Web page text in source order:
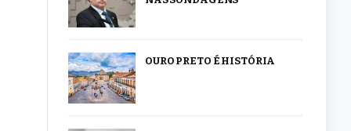
OURO PRETO É HISTÓRIA